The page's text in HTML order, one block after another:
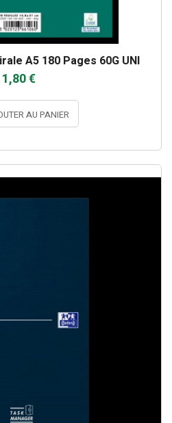
A5 180 Pages 60G UNI
1,80 €
AU PANIER